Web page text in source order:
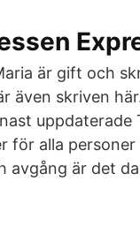
är gift och
även skriven
uppdaterade
alla personer
avgång är det